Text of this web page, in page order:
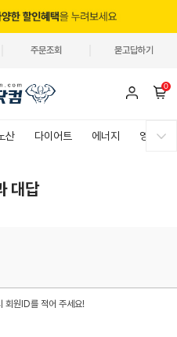
주문조회 묻고답하기
0
산 다이어트 에너지 영양제
대답
회원ID를 적어 주세요!